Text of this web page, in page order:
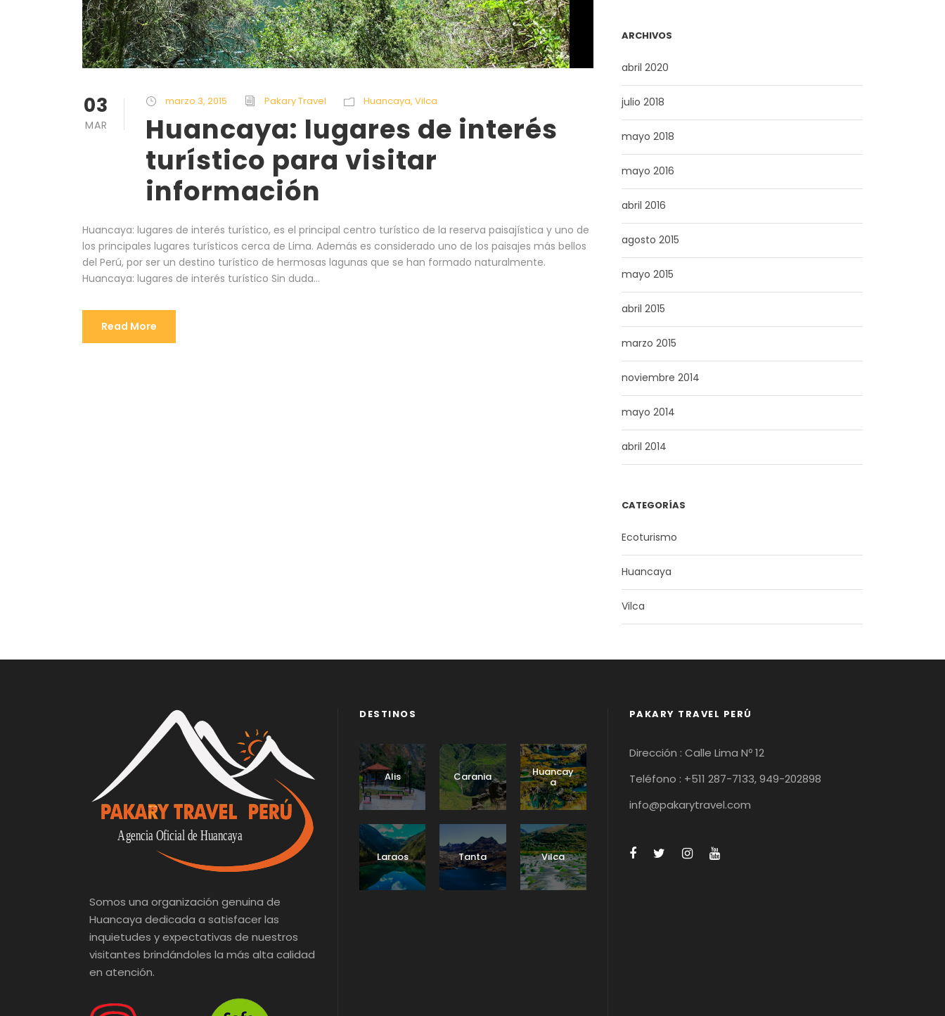
03
MAR
marzo 3, 2015 Pakary Travel Huancaya, Vilca
Huancaya: lugares de interés
turístico para visitar
información
Huancaya: lugares de interés turístico, es el principal centro turístico de la reserva paisajística y uno de
los principales lugares turísticos cerca de Lima. Además es considerado uno de los paisajes más bellos
del Perú, por ser un destino turístico de hermosas lagunas que se han formado naturalmente.
Huancaya: lugares de interés turístico Sin duda...
Read More
ARCHIVOS
abril 2020
julio 2018
mayo 2018
mayo 2016
abril 2016
agosto 2015
mayo 2015
abril 2015
marzo 2015
noviembre 2014
mayo 2014
abril 2014
CATEGORÍAS
Ecoturismo
Huancaya
Vilca
Somos una organización genuina de
Huancaya dedicada a satisfacer las
inquietudes y expectativas de nuestros
visitantes brindándoles la más alta calidad
en atención.
DESTINOS
Alis Carania Huancay
a
Laraos Tanta Vilca
PAKARY TRAVEL PERÚ
Dirección : Calle Lima Nº 12
Teléfono : +511 287-7133, 949-202898
info@pakarytravel.com